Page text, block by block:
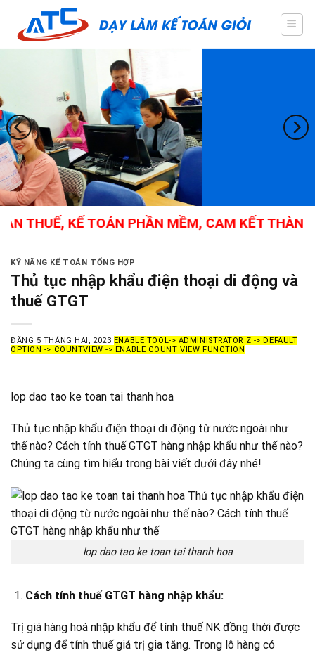
content
KẾ TOÁN PHẦN MỀM, CAM KẾT THÀNH
KỸ NĂNG KẾ TOÁN TỔNG HỢP
Thủ tục nhập khẩu điện thoại di động và
thuế GTGT
ĐĂNG 5 THÁNG HAI, 2023 ENABLE TOOL-> ADMINISTRATOR Z -> DEFAULT
OPTION -> COUNTVIEW -> ENABLE COUNT VIEW FUNCTION
lop dao tao ke toan tai thanh hoa
Thủ tục nhập khẩu điện thoại di động từ nước ngoài như
thế nào? Cách tính thuế GTGT hàng nhập khẩu như thế nào?
Chúng ta cùng tìm hiểu trong bài viết dưới đây nhé!
lop dao tao ke toan tai thanh hoa
Cách tính thuế GTGT hàng nhập khẩu:
Trị giá hàng hoá nhập khẩu để tính thuế NK đồng thời được
sử dụng để tính thuế giá trị gia tăng. Trong lô hàng có